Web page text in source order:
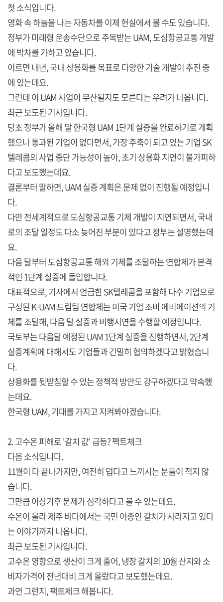
첫 소식입니다.
영화 속 하늘을 나는 자동차를 이제 현실에서 볼 수도 있습니다.
정부가 미래형 운송수단으로 주목받는 UAM, 도심항공교통 개발
에 박차를 가하고 있습니다.
이르면 내년, 국내 상용화를 목표로 다양한 기술 개발이 추진 중
에 있는데요.
그런데 이 UAM 사업이 무산될지도 모른다는 우려가 나옵니다.
최근 보도된 기사입니다.
당초 정부가 올해 말 한국형 UAM 1단계 실증을 완료하기로 계획
했으나 통과된 기업이 없다면서, 가장 주축이 되고 있는 기업 SK
텔레콤의 사업 중단 가능성이 높아, 초기 상용화 지연이 불가피하
다고 보도했는데요.
결론부터 말하면, UAM 실증 계획은 문제 없이 진행될 예정입니
다.
다만 전세계적으로 도심항공교통 기체 개발이 지연되면서, 국내
로의 조달 일정도 다소 늦어진 부분이 있다고 정부는 설명했는데
요.
다음 달부터 도심항공교통 해외 기체를 조달하는 연합체가 본격
적인 1단계 실증에 돌입합니다.
대표적으로, 기사에서 언급한 SK텔레콤을 포함해 다수 기업으로
구성된 K-UAM 드림팀 연합체는 미국 기업 조비 에비에이션의 기
체를 조달해, 다음 달 실증과 비행시연을 수행할 예정입니다.
국토부는 다음달 예정된 UAM 1단계 실증을 진행하면서, 2단계
실증계획에 대해서도 기업들과 긴밀히 협의하겠다고 밝혔습니
다.
상용화를 뒷받침할 수 있는 정책적 방안도 강구하겠다고 약속했
는데요.
한국형 UAM, 기대를 가지고 지켜봐야겠습니다.
2. 고수온 피해로 '갈치 값' 급등? 팩트체크
다음 소식입니다.
11월이 다 끝나가지만, 여전히 덥다고 느끼시는 분들이 적지 않
습니다.
그만큼 이상기후 문제가 심각하다고 볼 수 있는데요.
수온이 올라 제주 바다에서는 국민 어종인 갈치가 사라지고 있다
는 이야기까지 나옵니다.
최근 보도된 기사입니다.
고수온 영향으로 생산이 크게 줄어, 냉장 갈치의 10월 산지와 소
비자가격이 전년대비 크게 올랐다고 보도했는데요.
과연 그런지, 팩트체크 해봅니다.